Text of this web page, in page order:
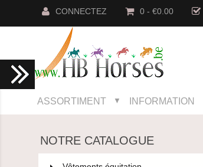
CONNECTEZ 0 - €0.00
ASSORTIMENT ▼ INFORMATION
NOTRE CATALOGUE